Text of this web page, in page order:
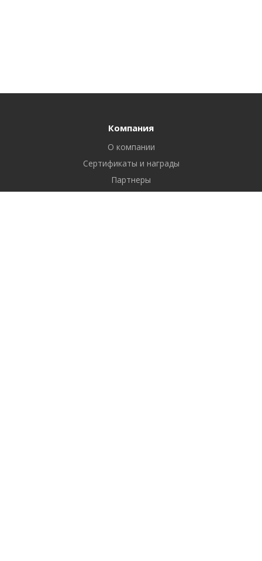
Компания
О компании
Сертификаты и награды
Партнеры